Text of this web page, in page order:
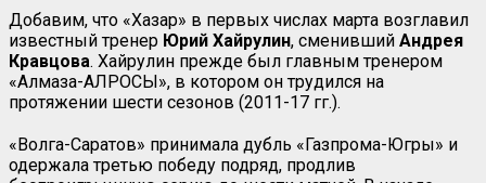
Добавим, что «Хазар» в первых числах марта возглавил
известный тренер Юрий Хайрулин, сменивший Андрея
Кравцова. Хайрулин прежде был главным тренером
«Алмаза-АЛРОСЫ», в котором он трудился на
протяжении шести сезонов (2011-17 гг.).
«Волга-Саратов» принимала дубль «Газпрома-Югры» и
одержала третью победу подряд, продлив